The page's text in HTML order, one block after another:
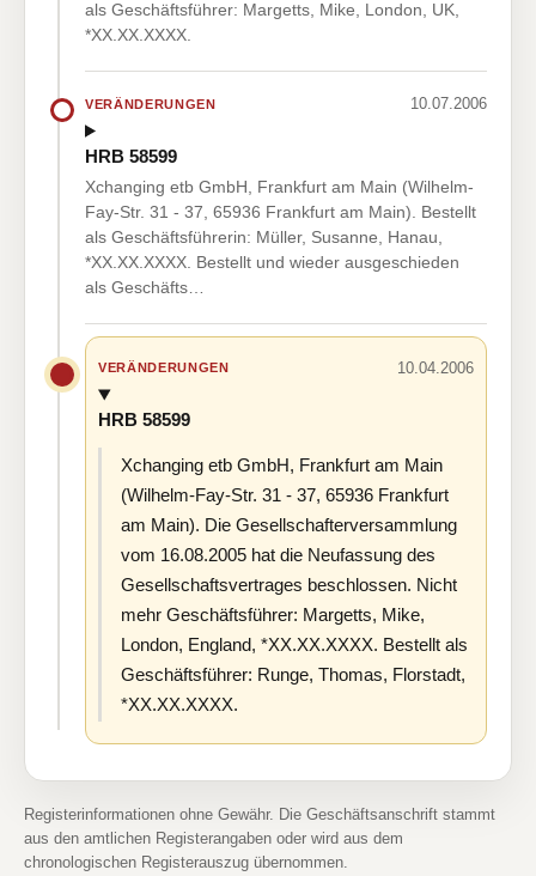
als Geschäftsführer: Margetts, Mike, London, UK,
*XX.XX.XXXX.
VERÄNDERUNGEN 10.07.2006
HRB 58599
Xchanging etb GmbH, Frankfurt am Main (Wilhelm-
Fay-Str. 31 - 37, 65936 Frankfurt am Main). Bestellt
als Geschäftsführerin: Müller, Susanne, Hanau,
*XX.XX.XXXX. Bestellt und wieder ausgeschieden
als Geschäfts…
VERÄNDERUNGEN 10.04.2006
HRB 58599
Xchanging etb GmbH, Frankfurt am Main
(Wilhelm-Fay-Str. 31 - 37, 65936 Frankfurt
am Main). Die Gesellschafterversammlung
vom 16.08.2005 hat die Neufassung des
Gesellschaftsvertrages beschlossen. Nicht
mehr Geschäftsführer: Margetts, Mike,
London, England, *XX.XX.XXXX. Bestellt als
Geschäftsführer: Runge, Thomas, Florstadt,
*XX.XX.XXXX.
Registerinformationen ohne Gewähr. Die Geschäftsanschrift stammt
aus den amtlichen Registerangaben oder wird aus dem
chronologischen Registerauszug übernommen.